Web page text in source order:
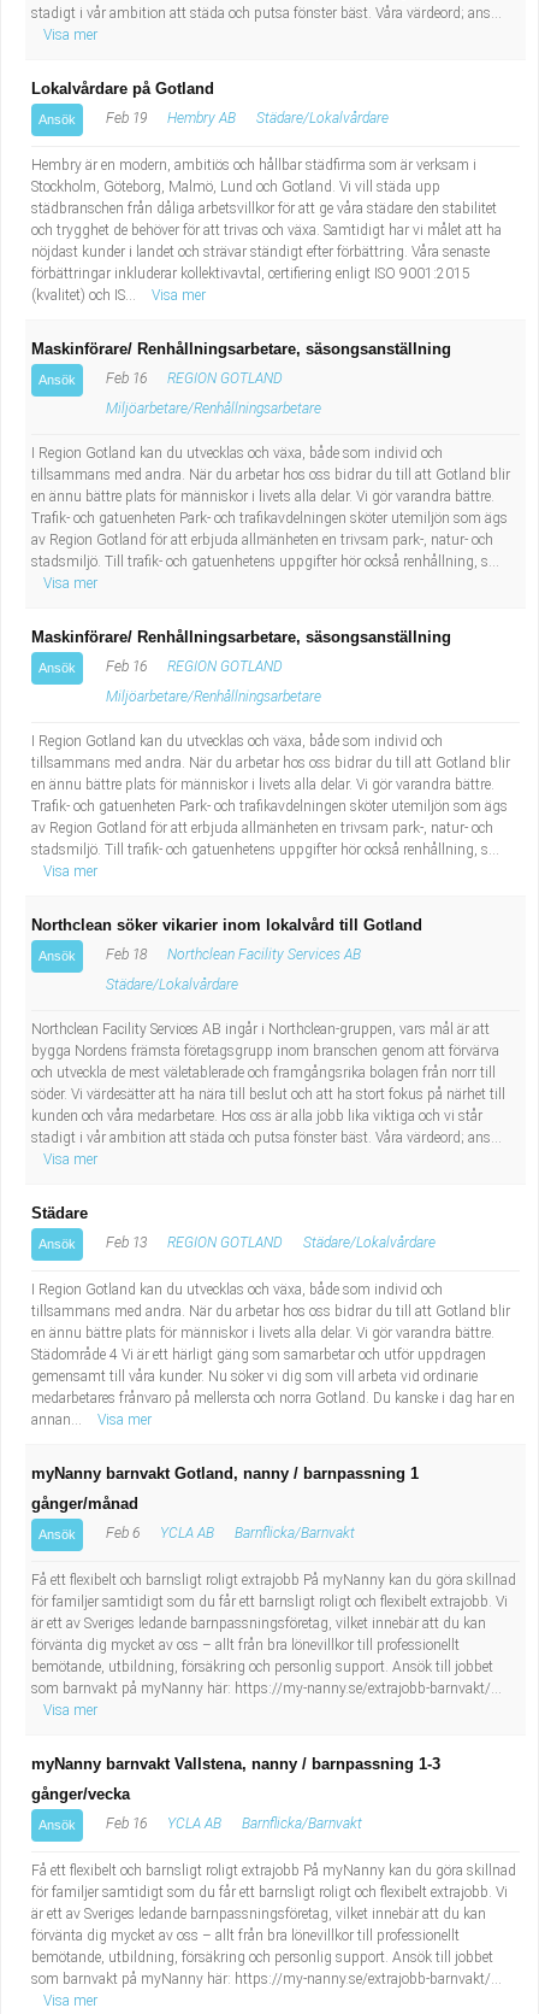
stadigt i vår ambition att städa och putsa fönster bäst. Våra värdeord; ans...
Visa mer
Lokalvårdare på Gotland
Ansök Feb 19 Hembry AB Städare/Lokalvårdare
Hembry är en modern, ambitiös och hållbar städfirma som är verksam i
Stockholm, Göteborg, Malmö, Lund och Gotland. Vi vill städa upp
städbranschen från dåliga arbetsvillkor för att ge våra städare den stabilitet
och trygghet de behöver för att trivas och växa. Samtidigt har vi målet att ha
nöjdast kunder i landet och strävar ständigt efter förbättring. Våra senaste
förbättringar inkluderar kollektivavtal, certifiering enligt ISO 9001:2015
(kvalitet) och IS...
Visa mer
Maskinförare/ Renhållningsarbetare, säsongsanställning
Ansök Feb 16
REGION GOTLAND
Miljöarbetare/Renhållningsarbetare
I Region Gotland kan du utvecklas och växa, både som individ och
tillsammans med andra. När du arbetar hos oss bidrar du till att Gotland blir
en ännu bättre plats för människor i livets alla delar. Vi gör varandra bättre.
Trafik- och gatuenheten Park- och trafikavdelningen sköter utemiljön som ägs
av Region Gotland för att erbjuda allmänheten en trivsam park-, natur- och
stadsmiljö. Till trafik- och gatuenhetens uppgifter hör också renhållning, s...
Visa mer
Maskinförare/ Renhållningsarbetare, säsongsanställning
Ansök Feb 16
REGION GOTLAND
Miljöarbetare/Renhållningsarbetare
I Region Gotland kan du utvecklas och växa, både som individ och
tillsammans med andra. När du arbetar hos oss bidrar du till att Gotland blir
en ännu bättre plats för människor i livets alla delar. Vi gör varandra bättre.
Trafik- och gatuenheten Park- och trafikavdelningen sköter utemiljön som ägs
av Region Gotland för att erbjuda allmänheten en trivsam park-, natur- och
stadsmiljö. Till trafik- och gatuenhetens uppgifter hör också renhållning, s...
Visa mer
Northclean söker vikarier inom lokalvård till Gotland
Ansök Feb 18
Northclean Facility Services AB
Städare/Lokalvårdare
Northclean Facility Services AB ingår i Northclean-gruppen, vars mål är att
bygga Nordens främsta företagsgrupp inom branschen genom att förvärva
och utveckla de mest väletablerade och framgångsrika bolagen från norr till
söder. Vi värdesätter att ha nära till beslut och att ha stort fokus på närhet till
kunden och våra medarbetare. Hos oss är alla jobb lika viktiga och vi står
stadigt i vår ambition att städa och putsa fönster bäst. Våra värdeord; ans...
Visa mer
Städare
Ansök Feb 13 REGION GOTLAND Städare/Lokalvårdare
I Region Gotland kan du utvecklas och växa, både som individ och
tillsammans med andra. När du arbetar hos oss bidrar du till att Gotland blir
en ännu bättre plats för människor i livets alla delar. Vi gör varandra bättre.
Städområde 4 Vi är ett härligt gäng som samarbetar och utför uppdragen
gemensamt till våra kunder. Nu söker vi dig som vill arbeta vid ordinarie
medarbetares frånvaro på mellersta och norra Gotland. Du kanske i dag har en
annan...
Visa mer
myNanny barnvakt Gotland, nanny / barnpassning 1
gånger/månad
Ansök Feb 6 YCLA AB Barnflicka/Barnvakt
Få ett flexibelt och barnsligt roligt extrajobb På myNanny kan du göra skillnad
för familjer samtidigt som du får ett barnsligt roligt och flexibelt extrajobb. Vi
är ett av Sveriges ledande barnpassningsföretag, vilket innebär att du kan
förvänta dig mycket av oss – allt från bra lönevillkor till professionellt
bemötande, utbildning, försäkring och personlig support. Ansök till jobbet
som barnvakt på myNanny här: https://my-nanny.se/extrajobb-barnvakt/...
Visa mer
myNanny barnvakt Vallstena, nanny / barnpassning 1-3
gånger/vecka
Ansök Feb 16 YCLA AB Barnflicka/Barnvakt
Få ett flexibelt och barnsligt roligt extrajobb På myNanny kan du göra skillnad
för familjer samtidigt som du får ett barnsligt roligt och flexibelt extrajobb. Vi
är ett av Sveriges ledande barnpassningsföretag, vilket innebär att du kan
förvänta dig mycket av oss – allt från bra lönevillkor till professionellt
bemötande, utbildning, försäkring och personlig support. Ansök till jobbet
som barnvakt på myNanny här: https://my-nanny.se/extrajobb-barnvakt/...
Visa mer